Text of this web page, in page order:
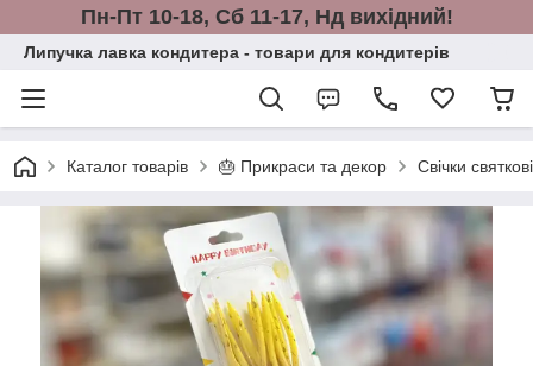
Пн-Пт 10-18, Сб 11-17, Нд вихідний!
Липучка лавка кондитера - товари для кондитерів
Каталог товарів 🎂 Прикраси та декор Свічки